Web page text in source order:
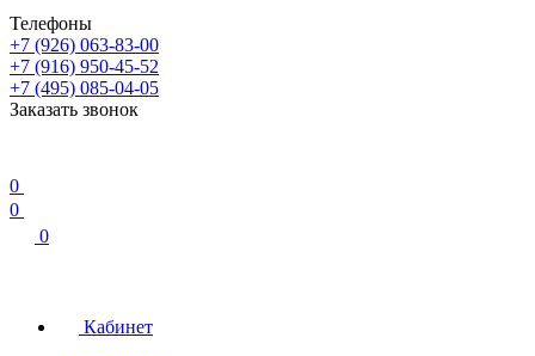
Телефоны
+7 (926) 063-83-00
+7 (916) 950-45-52
+7 (495) 085-04-05
Заказать звонок
0
0
0
Кабинет